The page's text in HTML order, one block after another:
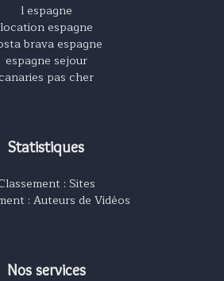
l espagne
location espagne
brava espagne
espagne sejour
canaries pas cher
Statistiques
: Sites
: Auteurs de Vidéos
Nos services